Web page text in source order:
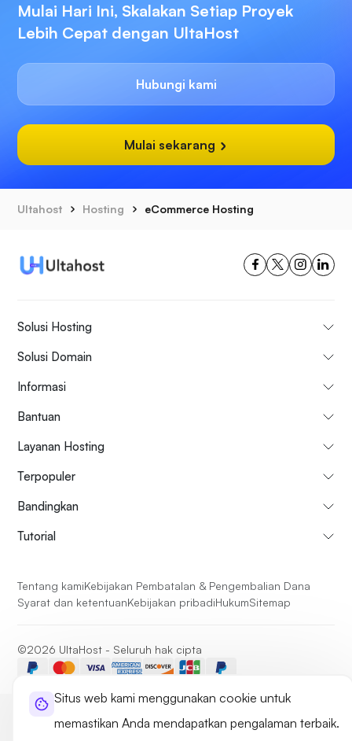
Situs web kami menggunakan cookie untuk
memastikan Anda mendapatkan pengalaman terbaik.
Mulai Hari Ini, Skalakan Setiap Proyek
Lebih Cepat dengan UltaHost
Hubungi kami
Mulai sekarang
Ultahost Hosting eCommerce Hosting
Solusi Hosting
Solusi Domain
Informasi
Bantuan
Layanan Hosting
Terpopuler
Bandingkan
Tutorial
Tentang kamiKebijakan Pembatalan & Pengembalian Dana
Syarat dan ketentuanKebijakan pribadiHukumSitemap
©2026 UltaHost - Seluruh hak cipta